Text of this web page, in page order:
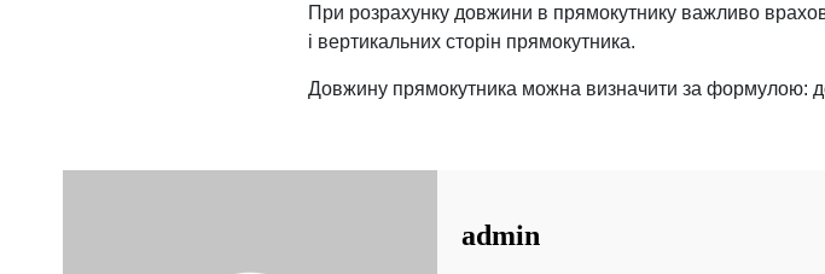
При розрахунку довжини в прямокутнику важливо
і вертикальних сторін прямокутника.
Довжину прямокутника можна визначити за формулою:
admin